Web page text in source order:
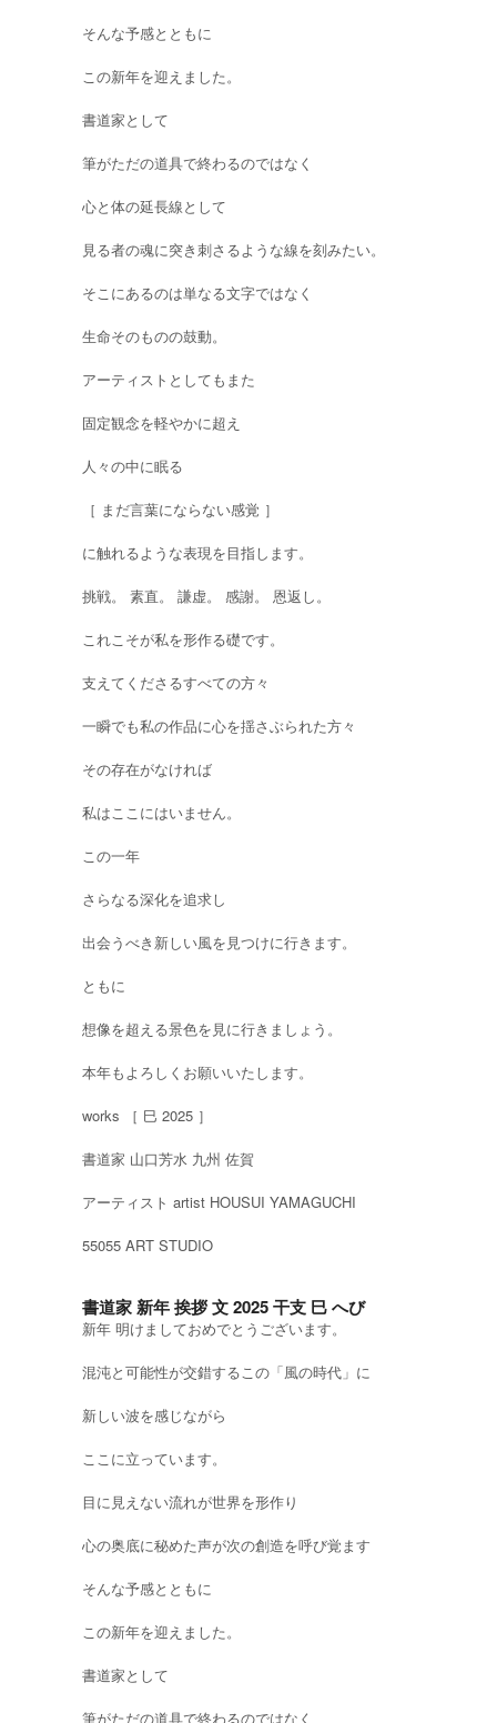
そんな予感とともに
この新年を迎えました。
書道家として
筆がただの道具で終わるのではなく
心と体の延長線として
見る者の魂に突き刺さるような線を刻みたい。
そこにあるのは単なる文字ではなく
生命そのものの鼓動。
アーティストとしてもまた
固定観念を軽やかに超え
人々の中に眠る
［ まだ言葉にならない感覚 ］
に触れるような表現を目指します。
挑戦。 素直。 謙虚。 感謝。 恩返し。
これこそが私を形作る礎です。
支えてくださるすべての方々
一瞬でも私の作品に心を揺さぶられた方々
その存在がなければ
私はここにはいません。
この一年
さらなる深化を追求し
出会うべき新しい風を見つけに行きます。
ともに
想像を超える景色を見に行きましょう。
本年もよろしくお願いいたします。
works ［ 巳 2025 ］
書道家 山口芳水 九州 佐賀
アーティスト artist HOUSUI YAMAGUCHI
55055 ART STUDIO
書道家 新年 挨拶 文 2025 干支 巳 へび
新年 明けましておめでとうございます。
混沌と可能性が交錯するこの「風の時代」に
新しい波を感じながら
ここに立っています。
目に見えない流れが世界を形作り
心の奥底に秘めた声が次の創造を呼び覚ます
そんな予感とともに
この新年を迎えました。
書道家として
筆がただの道具で終わるのではなく